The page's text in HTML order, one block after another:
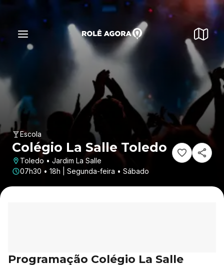
Escola
Colégio La Salle Toledo
Toledo • Jardim La Salle
07h30 • 18h | Segunda-feira • Sábado
Programação Colégio La Salle